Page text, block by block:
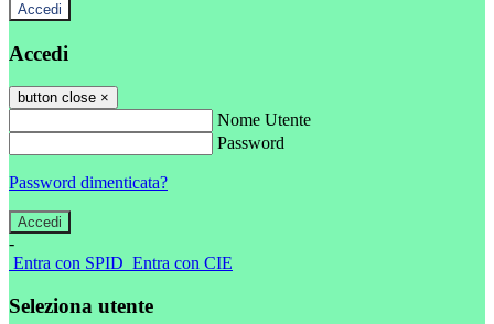
Accedi
Accedi
button close ×
Nome Utente
Password
Password dimenticata?
-
Entra con SPID Entra con CIE
Seleziona utente